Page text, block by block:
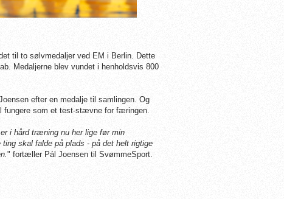
til to sølvmedaljer ved EM i Berlin. Dette
Medaljerne blev vundet i henholdsvis 800
efter en medalje til samlingen. Og
fungere som et test-stævne for færingen.
i hård træning nu her lige før min
skal falde på plads - på det helt rigtige
" fortæller Pál Joensen til SvømmeSport.